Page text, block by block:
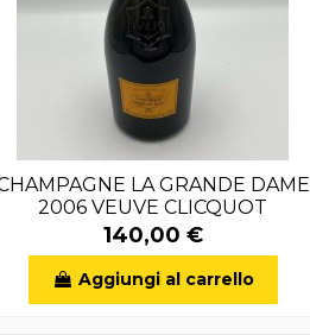
LA GRANDE DAME
2006 VEUVE CLICQUOT
140,00 €
Aggiungi al carrello